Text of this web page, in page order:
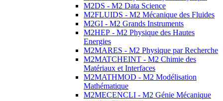
M2DS - M2 Data Science
M2FLUIDS - M2 Mécanique des Fluides
M2GI - M2 Grands Instruments
M2HEP - M2 Physique des Hautes
Energies
M2MARES - M2 Physique par Recherche
M2MATCHEINT - M2 Chimie des
Matériaux et Interfaces
M2MATHMOD - M2 Modélisation
Mathématique
M2MECENCLI - M2 Génie Mécanique